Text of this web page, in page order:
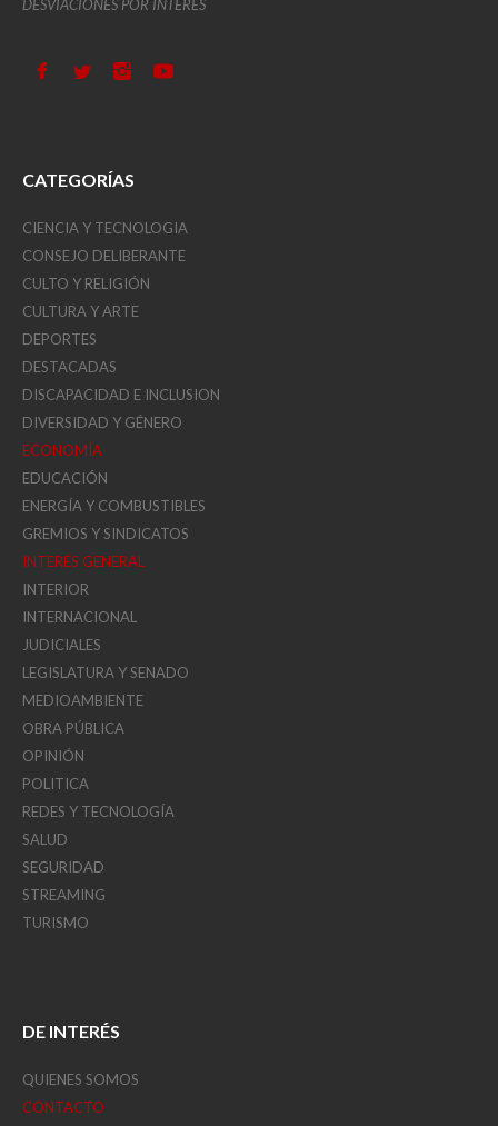
DESVIACIONES POR INTERÉS
CATEGORÍAS
CIENCIA Y TECNOLOGIA
CONSEJO DELIBERANTE
CULTO Y RELIGIÓN
CULTURA Y ARTE
DEPORTES
DESTACADAS
DISCAPACIDAD E INCLUSION
DIVERSIDAD Y GÉNERO
ECONOMÍA
EDUCACIÓN
ENERGÍA Y COMBUSTIBLES
GREMIOS Y SINDICATOS
INTERÉS GENERAL
INTERIOR
INTERNACIONAL
JUDICIALES
LEGISLATURA Y SENADO
MEDIOAMBIENTE
OBRA PÚBLICA
OPINIÓN
POLITICA
REDES Y TECNOLOGÍA
SALUD
SEGURIDAD
STREAMING
TURISMO
DE INTERÉS
QUIENES SOMOS
CONTACTO